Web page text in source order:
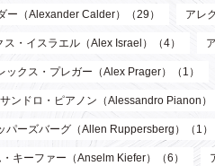
ー（Alexander Calder）（29） アレ
ス・イスラエル（Alex Israel）（4）
ックス・プレガー（Alex Prager）（1）
ンドロ・ピアノン（Alessandro Pianon）
パーズバーグ（Allen Ruppersberg）（1）
キーファー（Anselm Kiefer）（6）